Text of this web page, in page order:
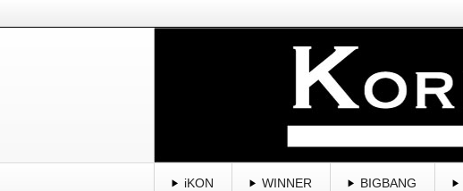
K-POP・韓国を愛する |
曲・スキャンダル・魅力を紹介していくブログ。
iKON WINNER BIGBANG